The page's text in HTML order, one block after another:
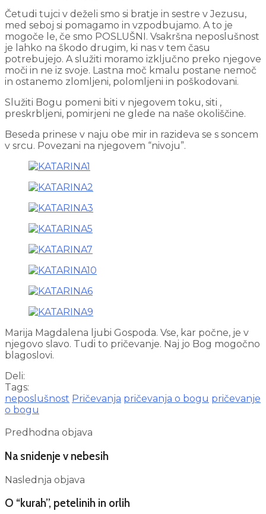
Četudi tujci v deželi smo si bratje in sestre v Jezusu,
med seboj si pomagamo in vzpodbujamo. A to je
mogoče le, če smo POSLUŠNI. Vsakršna neposlušnost
je lahko na škodo drugim, ki nas v tem času
potrebujejo. A služiti moramo izključno preko njegove
moči in ne iz svoje. Lastna moč kmalu postane nemoč
in ostanemo zlomljeni, polomljeni in poškodovani.
Služiti Bogu pomeni biti v njegovem toku, siti ,
preskrbljeni, pomirjeni ne glede na naše okoliščine.
Beseda prinese v naju obe mir in razideva se s soncem
v srcu. Povezani na njegovem “nivoju”.
Marija Magdalena ljubi Gospoda. Vse, kar počne, je v
njegovo slavo. Tudi to pričevanje. Naj jo Bog mogočno
blagoslovi.
Deli:
Tags:
neposlušnost Pričevanja pričevanja o bogu pričevanje
o bogu
Predhodna objava
Na snidenje v nebesih
Naslednja objava
O “kurah”, petelinih in orlih